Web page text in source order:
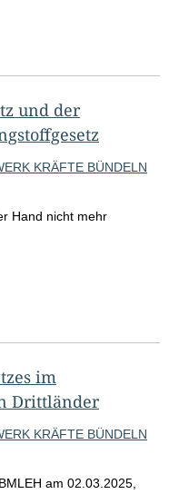
und der
KRÄFTE BÜNDELN
Hand nicht mehr
im
Drittländer
KRÄFTE BÜNDELN
am 02.03.2025,